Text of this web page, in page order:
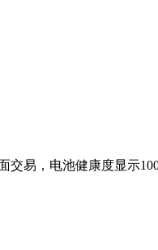
易，电池健康度显示